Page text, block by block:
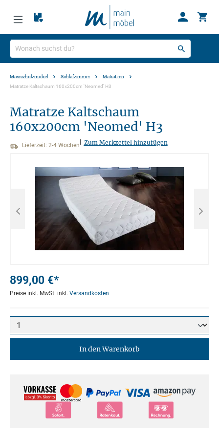
Massivholzmöbel Schlafzimmer
Matratzen
Matratze Kaltschaum 160x200cm 'Neomed' H3
Matratze Kaltschaum
160x200cm 'Neomed' H3
Lieferzeit: 2-4 Wochen Zum Merkzettel hinzufügen
899,00 €*
Preise inkl. MwSt. inkl. Versandkosten
In den Warenkorb